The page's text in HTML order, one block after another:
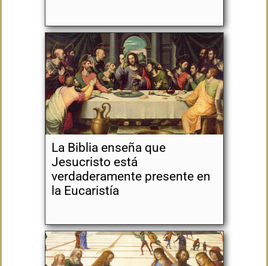
La Biblia enseña que
Jesucristo está
verdaderamente presente en
la Eucaristía